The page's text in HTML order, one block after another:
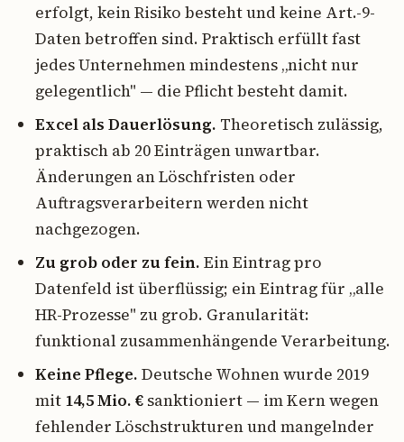
erfolgt, kein Risiko besteht und keine Art.-9-
Daten betroffen sind. Praktisch erfüllt fast
jedes Unternehmen mindestens „nicht nur
gelegentlich" — die Pflicht besteht damit.
Excel als Dauerlösung. Theoretisch zulässig,
praktisch ab 20 Einträgen unwartbar.
Änderungen an Löschfristen oder
Auftragsverarbeitern werden nicht
nachgezogen.
Zu grob oder zu fein. Ein Eintrag pro
Datenfeld ist überflüssig; ein Eintrag für „alle
HR-Prozesse" zu grob. Granularität:
funktional zusammenhängende Verarbeitung.
Keine Pflege. Deutsche Wohnen wurde 2019
mit 14,5 Mio. € sanktioniert — im Kern wegen
fehlender Löschstrukturen und mangelnder